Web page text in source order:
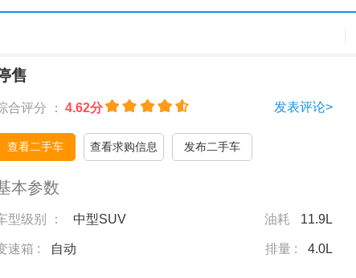
售
合评分 ： 4.62分 发表评论>
查看二手车 查看求购信息 发布二手车
本参数
型级别 ： 中型SUV 油耗 11.9L
速箱 : 自动 排量 : 4.0L